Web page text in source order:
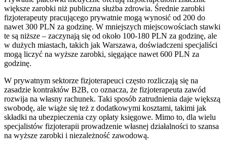
większe zarobki niż publiczna służba zdrowia. Średnie zarobki
fizjoterapeuty pracującego prywatnie mogą wynosić od 200 do
nawet 300 PLN za godzinę. W mniejszych miejscowościach stawki
te są niższe – zaczynają się od około 100-180 PLN za godzinę, ale
w dużych miastach, takich jak Warszawa, doświadczeni specjaliści
mogą liczyć na wyższe zarobki, sięgające nawet 600 PLN za
godzinę.
W prywatnym sektorze fizjoterapeuci często rozliczają się na
zasadzie kontraktów B2B, co oznacza, że fizjoterapeuta zawód
rozwija na własny rachunek. Taki sposób zatrudnienia daje większą
swobodę, ale wiąże się też z dodatkowymi kosztami, takimi jak
składki na ubezpieczenia czy opłaty księgowe. Mimo to, dla wielu
specjalistów fizjoterapii prowadzenie własnej działalności to szansa
na wyższe zarobki i niezależność zawodową.